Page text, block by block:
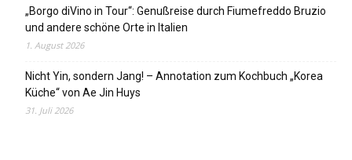
„Borgo diVino in Tour“: Genußreise durch Fiumefreddo Bruzio
und andere schöne Orte in Italien
1. August 2026
Nicht Yin, sondern Jang! – Annotation zum Kochbuch „Korea
Küche“ von Ae Jin Huys
31. Juli 2026